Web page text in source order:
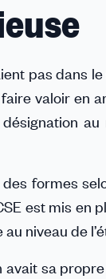
pas dans
valoir en
désignation
formes
est mis en
niveau de
avait sa